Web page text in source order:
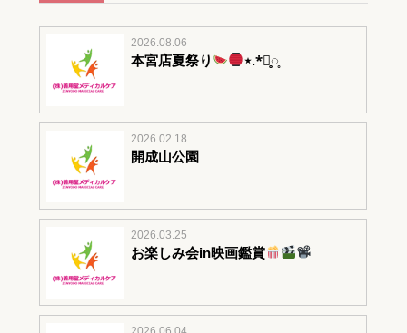
2026.08.06
本宮店夏祭り ⋆.*⃝̥◌̥
2026.02.18
開成山公園
2026.03.25
お楽しみ会in映画鑑賞